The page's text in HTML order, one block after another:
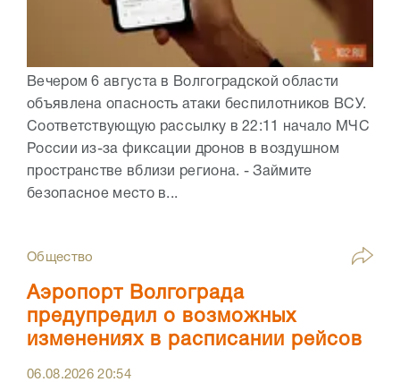
Вечером 6 августа в Волгоградской области
объявлена опасность атаки беспилотников ВСУ.
Соответствующую рассылку в 22:11 начало МЧС
России из-за фиксации дронов в воздушном
пространстве вблизи региона. - Займите
безопасное место в...
Общество
Аэропорт Волгограда
предупредил о возможных
изменениях в расписании рейсов
06.08.202620:54